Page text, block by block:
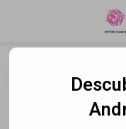
Dupla lança
transforma o palco